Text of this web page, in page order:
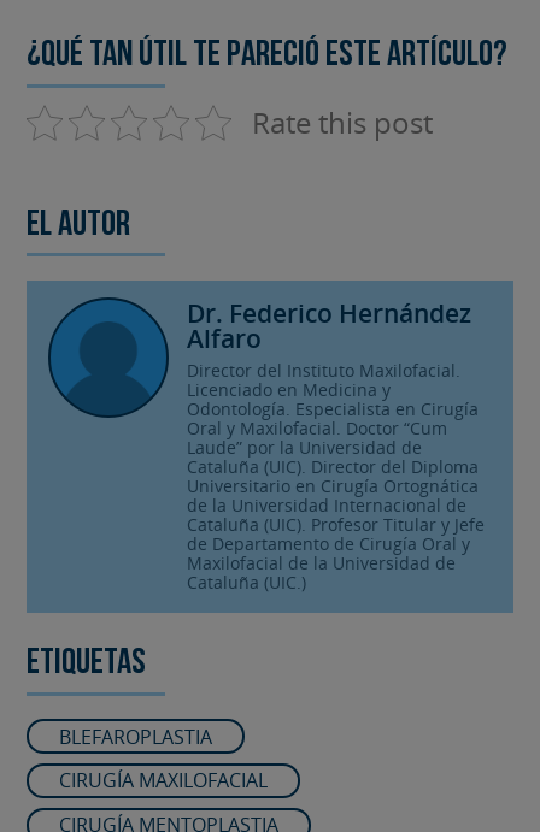
¿Qué tan útil te pareció este artículo?
Rate this post
El autor
Dr. Federico Hernández
Alfaro
Director del Instituto Maxilofacial.
Licenciado en Medicina y
Odontología. Especialista en Cirugía
Oral y Maxilofacial. Doctor “Cum
Laude” por la Universidad de
Cataluña (UIC). Director del Diploma
Universitario en Cirugía Ortognática
de la Universidad Internacional de
Cataluña (UIC). Profesor Titular y Jefe
de Departamento de Cirugía Oral y
Maxilofacial de la Universidad de
Cataluña (UIC.)
Etiquetas
BLEFAROPLASTIA
CIRUGÍA MAXILOFACIAL
CIRUGÍA MENTOPLASTIA